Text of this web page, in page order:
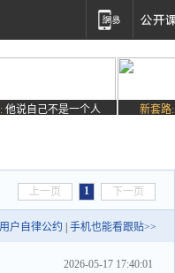
他说自己不是一个人 新套路:
上一页 1 下一页
户自律公约 手机也能看跟贴>>
2026-05-17 17:40:01